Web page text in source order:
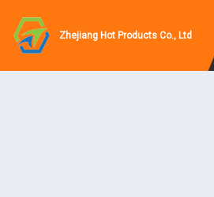
Zhejiang Hot Products Co., Ltd